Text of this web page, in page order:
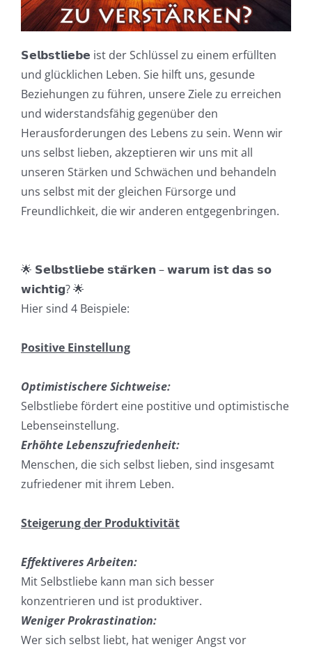
𝗦𝗲𝗹𝗯𝘀𝘁𝗹𝗶𝗲𝗯𝗲 ist der Schlüssel zu einem erfüllten
und glücklichen Leben. Sie hilft uns, gesunde
Beziehungen zu führen, unsere Ziele zu erreichen
und widerstandsfähig gegenüber den
Herausforderungen des Lebens zu sein. Wenn wir
uns selbst lieben, akzeptieren wir uns mit all
unseren Stärken und Schwächen und behandeln
uns selbst mit der gleichen Fürsorge und
Freundlichkeit, die wir anderen entgegenbringen.
🌟 𝗦𝗲𝗹𝗯𝘀𝘁𝗹𝗶𝗲𝗯𝗲 𝘀𝘁𝗮̈𝗿𝗸𝗲𝗻 – 𝘄𝗮𝗿𝘂𝗺 𝗶𝘀𝘁 𝗱𝗮𝘀 𝘀𝗼
𝘄𝗶𝗰𝗵𝘁𝗶𝗴?🌟
Hier sind 4 Beispiele:
Positive Einstellung
Optimistischere Sichtweise:
Selbstliebe fördert eine postitive und optimistische
Lebenseinstellung.
Erhöhte Lebenszufriedenheit:
Menschen, die sich selbst lieben, sind insgesamt
zufriedener mit ihrem Leben.
Steigerung der Produktivität
Effektiveres Arbeiten:
Mit Selbstliebe kann man sich besser
konzentrieren und ist produktiver.
Weniger Prokrastination:
Wer sich selbst liebt, hat weniger Angst vor